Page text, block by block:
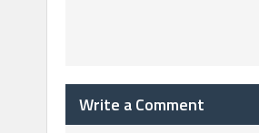
Write a Comment